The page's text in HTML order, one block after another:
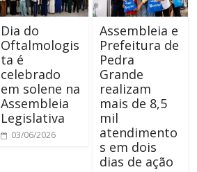
Dia do
Oftalmologis
ta é
celebrado
em solene na
Assembleia
Legislativa
03/06/2026
Assembleia e
Prefeitura de
Pedra
Grande
realizam
mais de 8,5
mil
atendimento
s em dois
dias de ação